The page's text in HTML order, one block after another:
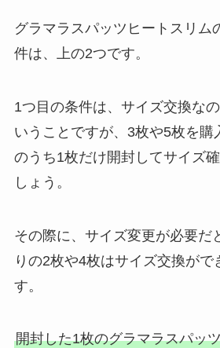
グラマラスパッツヒートスリム
件は、上の2つです。
1つ目の条件は、サイズ交換な
いうことですが、3枚や5枚を購
のうち1枚だけ開封してサイズ
しょう。
その際に、サイズ変更が必要だ
りの2枚や4枚はサイズ交換がで
す。
開封した1枚のグラマラスパッ